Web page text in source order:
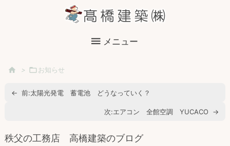
メニュー
 >  お知らせ
← 前:太陽光発電 蓄電池 どうなっていく？
次:エアコン 全館空調 YUCACO →
秩父の工務店 高橋建築のブログ